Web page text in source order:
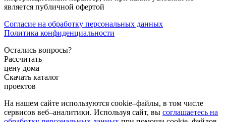
является публичной офертой
Согласие на обработку персональных данных
Политика конфиденциальности
Остались вопросы?
Рассчитать
цену дома
Скачать каталог
проектов
На нашем сайте используются cookie–файлы, в том числе
сервисов веб–аналитики. Используя сайт, вы соглашаетесь на